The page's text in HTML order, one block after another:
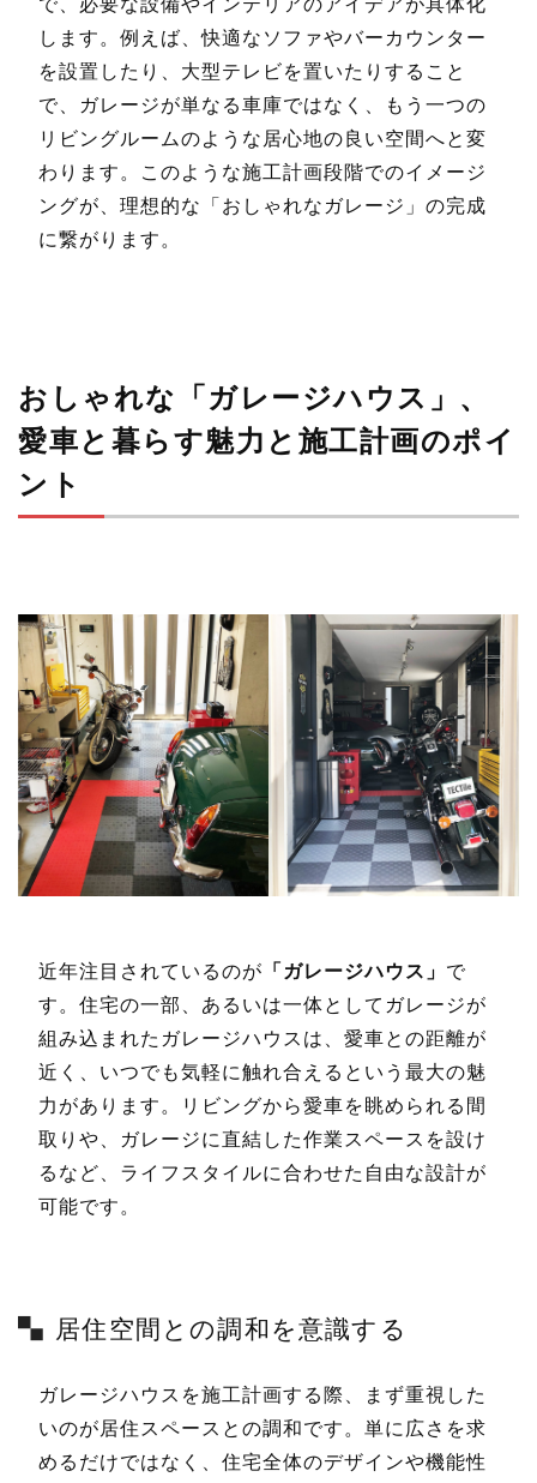
します。例えば、快適なソファやバーカウンター
を設置したり、大型テレビを置いたりすること
で、ガレージが単なる車庫ではなく、もう一つの
リビングルームのような居心地の良い空間へと変
わります。このような施工計画段階でのイメージ
ングが、理想的な「おしゃれなガレージ」の完成
に繋がります。
おしゃれな「ガレージハウス」、
愛車と暮らす魅力と施工計画のポイ
ント
近年注目されているのが 「ガレージハウス」 で
す。住宅の一部、あるいは一体としてガレージが
組み込まれたガレージハウスは、愛車との距離が
近く、いつでも気軽に触れ合えるという最大の魅
力があります。リビングから愛車を眺められる間
取りや、ガレージに直結した作業スペースを設け
るなど、ライフスタイルに合わせた自由な設計が
可能です。
居住空間との調和を意識する
ガレージハウスを施工計画する際、まず重視した
いのが居住スペースとの調和です。単に広さを求
めるだけではなく、住宅全体のデザインや機能性